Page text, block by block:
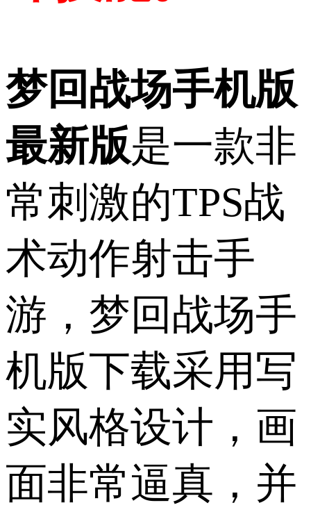
梦回战场手机版
最新版是一款非
常刺激的TPS战
术动作射击手
游，梦回战场手
机版下载采用写
实风格设计，画
面非常逼真，并